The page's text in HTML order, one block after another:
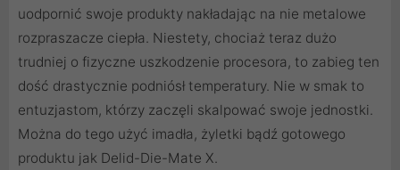
uodpornić swoje produkty nakładając na nie metalowe
rozpraszacze ciepła. Niestety, chociaż teraz dużo
trudniej o fizyczne uszkodzenie procesora, to zabieg ten
dość drastycznie podniósł temperatury. Nie w smak to
entuzjastom, którzy zaczęli skalpować swoje jednostki.
Można do tego użyć imadła, żyletki bądź gotowego
produktu jak Delid-Die-Mate X.